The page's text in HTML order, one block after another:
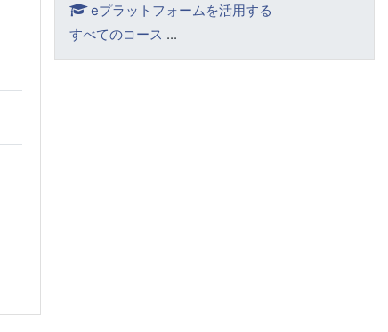
eプラットフォームを活用する
すべてのコース ...